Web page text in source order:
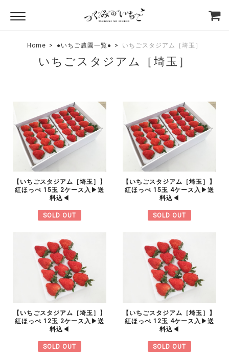
Home ●いちご農園一覧● いちごスタジアム［埼玉］
いちごスタジアム［埼玉］
【いちごスタジアム［埼玉］】
紅ほっぺ 15玉 2ケース入▶︎送
料込◀︎
SOLD OUT
【いちごスタジアム［埼玉］】
紅ほっぺ 15玉 4ケース入▶︎送
料込◀︎
SOLD OUT
【いちごスタジアム［埼玉］】
紅ほっぺ 12玉 2ケース入▶︎送
料込◀︎
SOLD OUT
【いちごスタジアム［埼玉］】
紅ほっぺ 12玉 4ケース入▶︎送
料込◀︎
SOLD OUT